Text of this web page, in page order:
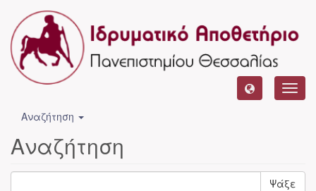
Αναζήτηση
Αναζήτηση
Ψάξε